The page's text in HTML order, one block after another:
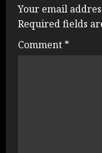
Your email
Required fields
Comment *